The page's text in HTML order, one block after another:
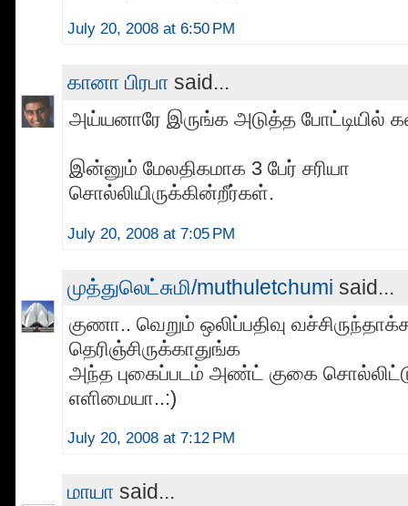
July 20, 2008 at 6:50 PM
கானா பிரபா said...
அய்யனாரே இருங்க அடுத்த போட்டியில்
இன்னும் மேலதிகமாக 3 பேர் சரியா
சொல்லியிருக்கின்றீர்கள்.
July 20, 2008 at 7:05 PM
முத்துலெட்சுமி/muthuletchumi said...
குணா.. வெறும் ஒலிப்பதிவு
தெரிஞ்சிருக்காதுங்க
அந்த புகைப்படம் அண்ட் குகை
எளிமையா..:)
July 20, 2008 at 7:12 PM
மாயா said...